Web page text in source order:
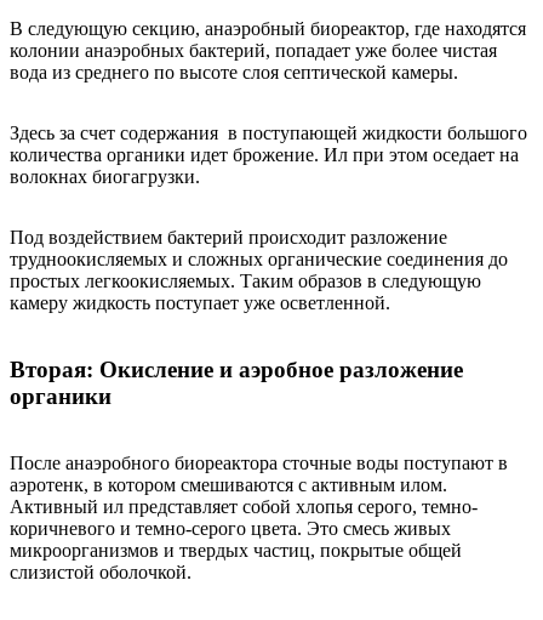
В следующую секцию, анаэробный биореактор, где находятся
колонии анаэробных бактерий, попадает уже более чистая
вода из среднего по высоте слоя септической камеры.
Здесь за счет содержания в поступающей жидкости большого
количества органики идет брожение. Ил при этом оседает на
волокнах биогагрузки.
Под воздействием бактерий происходит разложение
трудноокисляемых и сложных органические соединения до
простых легкоокисляемых. Таким образов в следующую
камеру жидкость поступает уже осветленной.
Вторая: Окисление и аэробное разложение
органики
После анаэробного биореактора сточные воды поступают в
аэротенк, в котором смешиваются с активным илом.
Активный ил представляет собой хлопья серого, темно-
коричневого и темно-серого цвета. Это смесь живых
микроорганизмов и твердых частиц, покрытые общей
слизистой оболочкой.